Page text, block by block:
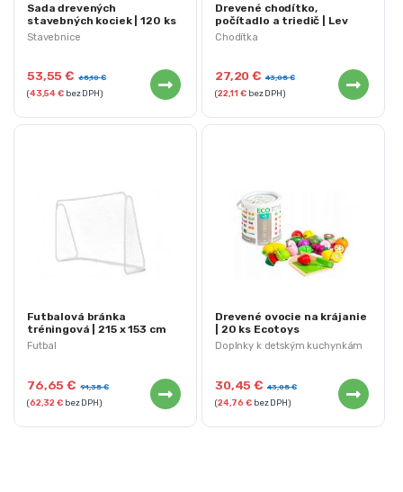
Stavebnice
Sada drevených
stavebných kociek | 120 ks
53,55€ 65,10€
(43,54€bez DPH)
Chodítka
Drevené chodítko,
počítadlo a triedič | Lev
27,20€ 43,05€
(22,11€bez DPH)
Futbal
Futbalová bránka
tréningová | 215 x 153 cm
76,65€ 91,35€
(62,32€bez DPH)
Doplnky k detským kuchynkám
Drevené ovocie na krájanie
| 20 ks Ecotoys
30,45€ 43,05€
(24,76€bez DPH)